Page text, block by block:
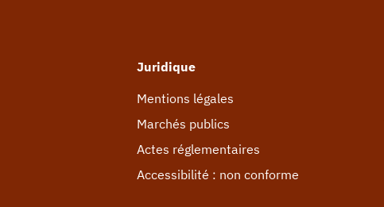
Juridique
Mentions légales
Marchés publics
Actes réglementaires
Accessibilité : non conforme